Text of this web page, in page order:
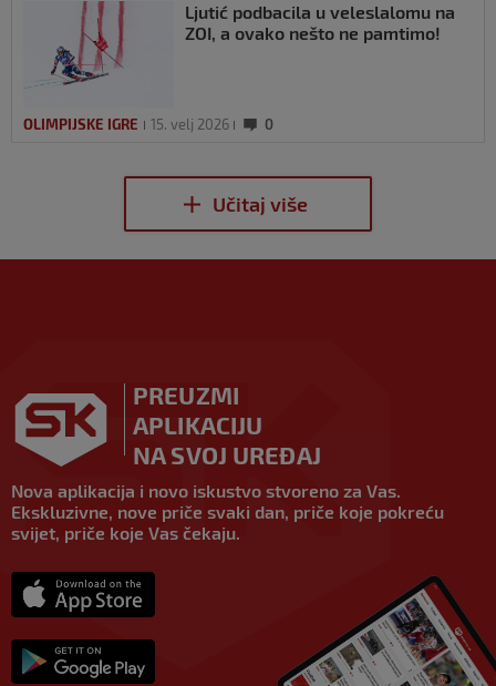
Ljutić podbacila u veleslalomu na
ZOI, a ovako nešto ne pamtimo!
OLIMPIJSKE IGRE 15. velj 2026 0
PREUZMI
APLIKACIJU
NA SVOJ UREĐAJ
Nova aplikacija i novo iskustvo stvoreno za Vas.
Ekskluzivne, nove priče svaki dan, priče koje pokreću
svijet, priče koje Vas čekaju.